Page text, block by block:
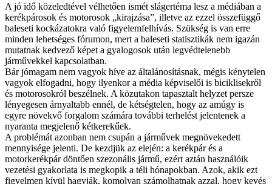
A jó idő közeledtével vélhetően ismét slágertéma lesz a médiában a
kerékpárosok és motorosok „kirajzása”, illetve az ezzel összefüggő
baleseti kockázatokra való figyelemfelhívás. Szükség is van erre
minden lehetséges fórumon, mert a baleseti statisztikák nem igazán
mutatnak kedvező képet a gyalogosok után legvédtelenebb
járművekkel kapcsolatban.
Bár jómagam nem vagyok híve az általánosításnak, mégis kénytelen
vagyok elfogadni, hogy ilyenkor a média képviselői is biciklisekről
és motorosokról beszélnek. A közutakon tapasztalt helyzet persze
lényegesen árnyaltabb ennél, de kétségtelen, hogy az amúgy is
egyre növekvő forgalom számára további terhelést jelentenek a
nyaranta megjelenő kétkerekűek.
A problémát azonban nem csupán a járművek megnövekedett
mennyisége jelenti. De kezdjük az elején: a kerékpár és a
motorkerékpár döntően szezonális jármű, ezért aztán használóik
vezetési gyakorlata is megkopik a téli hónapokban. Azok, akik ezt
figyelmen kívül hagyják, komolyan számolhatnak azzal, hogy kevés